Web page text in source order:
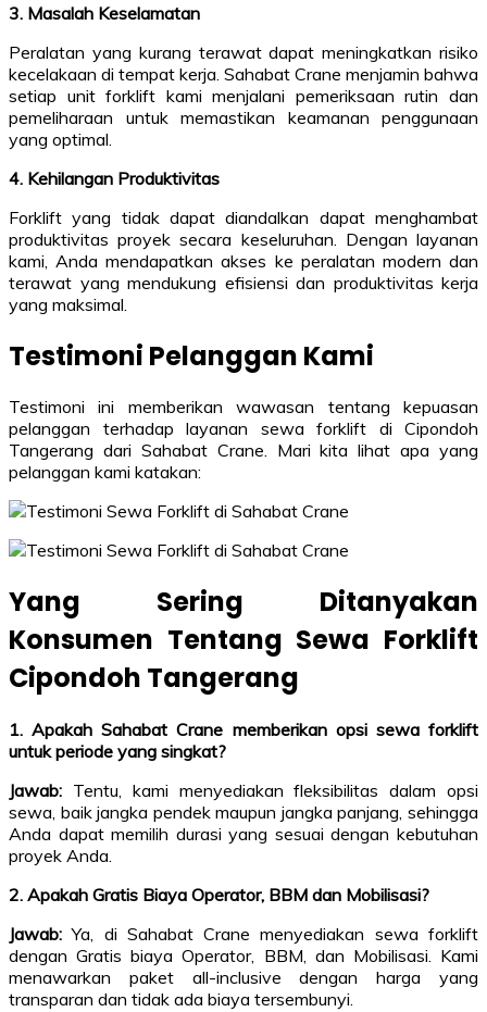
3. Masalah Keselamatan
Peralatan yang kurang terawat dapat meningkatkan risiko
kecelakaan di tempat kerja. Sahabat Crane menjamin bahwa
setiap unit forklift kami menjalani pemeriksaan rutin dan
pemeliharaan untuk memastikan keamanan penggunaan
yang optimal.
4. Kehilangan Produktivitas
Forklift yang tidak dapat diandalkan dapat menghambat
produktivitas proyek secara keseluruhan. Dengan layanan
kami, Anda mendapatkan akses ke peralatan modern dan
terawat yang mendukung efisiensi dan produktivitas kerja
yang maksimal.
Testimoni Pelanggan Kami
Testimoni ini memberikan wawasan tentang kepuasan
pelanggan terhadap layanan sewa forklift di Cipondoh
Tangerang dari Sahabat Crane. Mari kita lihat apa yang
pelanggan kami katakan:
Yang Sering Ditanyakan
Konsumen Tentang Sewa Forklift
Cipondoh Tangerang
1. Apakah Sahabat Crane memberikan opsi sewa forklift
untuk periode yang singkat?
Jawab: Tentu, kami menyediakan fleksibilitas dalam opsi
sewa, baik jangka pendek maupun jangka panjang, sehingga
Anda dapat memilih durasi yang sesuai dengan kebutuhan
proyek Anda.
2. Apakah Gratis Biaya Operator, BBM dan Mobilisasi?
Jawab: Ya, di Sahabat Crane menyediakan sewa forklift
dengan Gratis biaya Operator, BBM, dan Mobilisasi. Kami
menawarkan paket all-inclusive dengan harga yang
transparan dan tidak ada biaya tersembunyi.